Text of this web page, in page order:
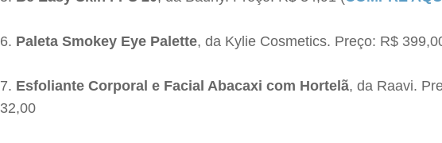
Paleta Smokey Eye Palette, da Kylie Cosmetics. Preço: R$
Esfoliante Corporal e Facial Abacaxi com Hortelã, da Raavi.
32,00